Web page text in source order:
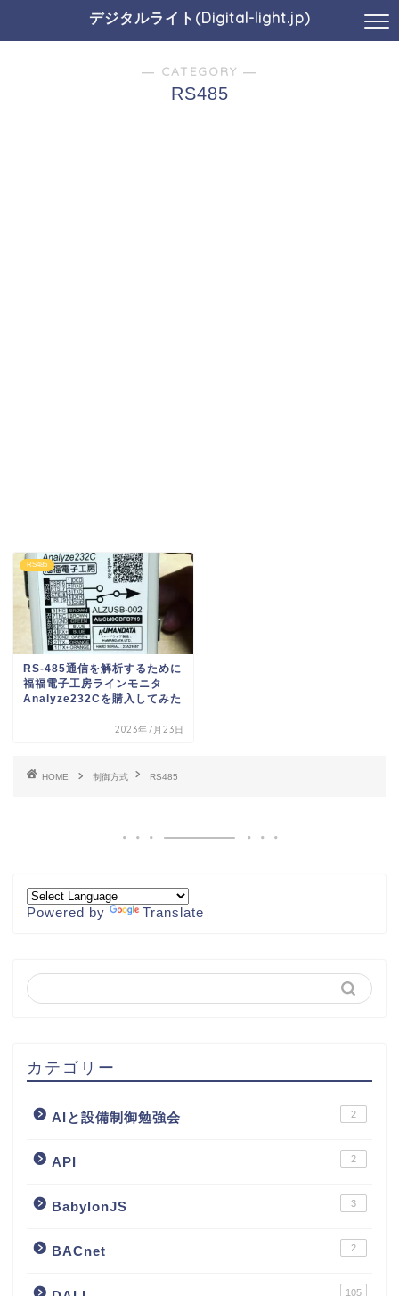
デジタルライト(Digital-light.jp)
― CATEGORY ―
RS485
RS485
RS-485通信を解析するために
福福電子工房ラインモニタ
Analyze232Cを購入してみた
2023年7月23日
HOME 制御方式 RS485
Powered by Translate
カテゴリー
AIと設備制御勉強会 2
API 2
BabylonJS 3
BACnet 2
105